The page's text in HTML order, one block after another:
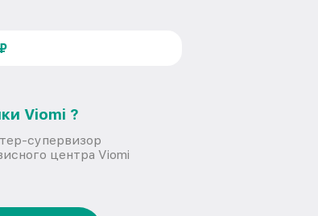
Viomi ?
супервизор
центра Viomi